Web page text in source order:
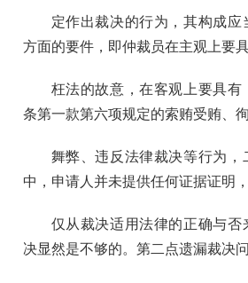
定作出裁决的行为，其构成应
方面的要件，即仲裁员在主观上要
枉法的故意，在客观上要具有
条第一款第六项规定的索贿受贿、
舞弊、违反法律裁决等行为，
中，申请人并未提供任何证据证明
仅从裁决适用法律的正确与否
决显然是不够的。第二点遗漏裁决